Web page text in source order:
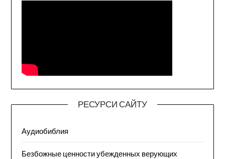
РЕСУРСИ САЙТУ
Аудиобиблия
Безбожные ценности убежденных верующих